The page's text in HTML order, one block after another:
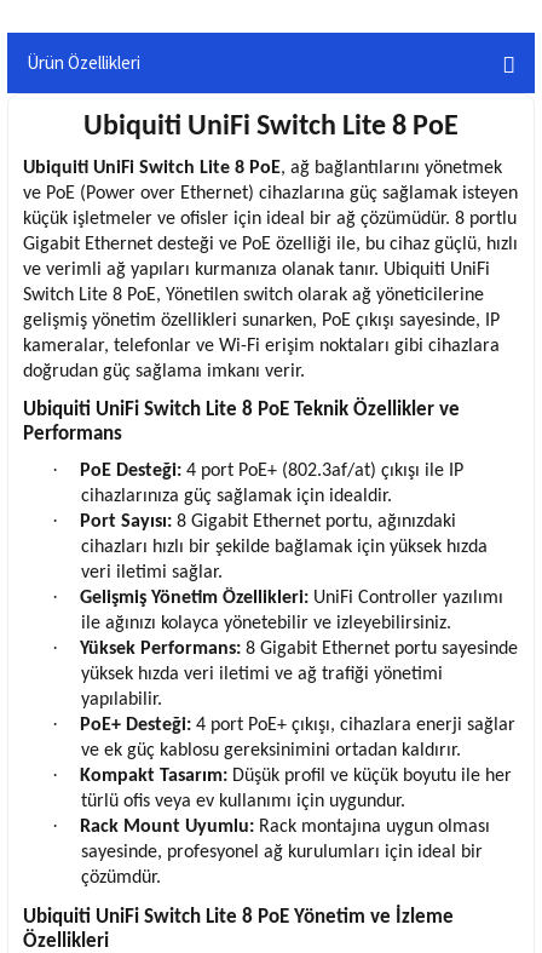
Ürün Özellikleri
Ubiquiti UniFi Switch Lite 8 PoE
Ubiquiti UniFi Switch Lite 8 PoE, ağ bağlantılarını yönetmek
ve PoE (Power over Ethernet) cihazlarına güç sağlamak isteyen
küçük işletmeler ve ofisler için ideal bir ağ çözümüdür. 8 portlu
Gigabit Ethernet desteği ve PoE özelliği ile, bu cihaz güçlü, hızlı
ve verimli ağ yapıları kurmanıza olanak tanır. Ubiquiti UniFi
Switch Lite 8 PoE, Yönetilen switch olarak ağ yöneticilerine
gelişmiş yönetim özellikleri sunarken, PoE çıkışı sayesinde, IP
kameralar, telefonlar ve Wi-Fi erişim noktaları gibi cihazlara
doğrudan güç sağlama imkanı verir.
Ubiquiti UniFi Switch Lite 8 PoE Teknik Özellikler ve
Performans
·
PoE Desteği: 4 port PoE+ (802.3af/at) çıkışı ile IP
cihazlarınıza güç sağlamak için idealdir.
· Port Sayısı: 8 Gigabit Ethernet portu, ağınızdaki
cihazları hızlı bir şekilde bağlamak için yüksek hızda
veri iletimi sağlar.
· Gelişmiş Yönetim Özellikleri: UniFi Controller yazılımı
ile ağınızı kolayca yönetebilir ve izleyebilirsiniz.
· Yüksek Performans: 8 Gigabit Ethernet portu sayesinde
yüksek hızda veri iletimi ve ağ trafiği yönetimi
yapılabilir.
· PoE+ Desteği: 4 port PoE+ çıkışı, cihazlara enerji sağlar
ve ek güç kablosu gereksinimini ortadan kaldırır.
· Kompakt Tasarım: Düşük profil ve küçük boyutu ile her
türlü ofis veya ev kullanımı için uygundur.
· Rack Mount Uyumlu: Rack montajına uygun olması
sayesinde, profesyonel ağ kurulumları için ideal bir
çözümdür.
Ubiquiti UniFi Switch Lite 8 PoE Yönetim ve İzleme
Özellikleri